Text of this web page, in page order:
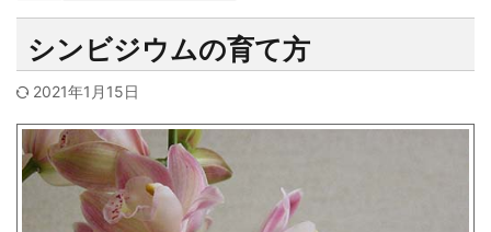
シンビジウムの育て方
2021年1月15日